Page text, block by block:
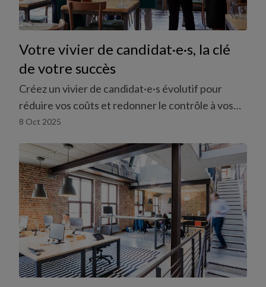
Votre vivier de candidat·e·s, la clé
de votre succès
Créez un vivier de candidat·e·s évolutif pour
réduire vos coûts et redonner le contrôle à vos
responsables, le tout sans charge admin.
8 Oct 2025